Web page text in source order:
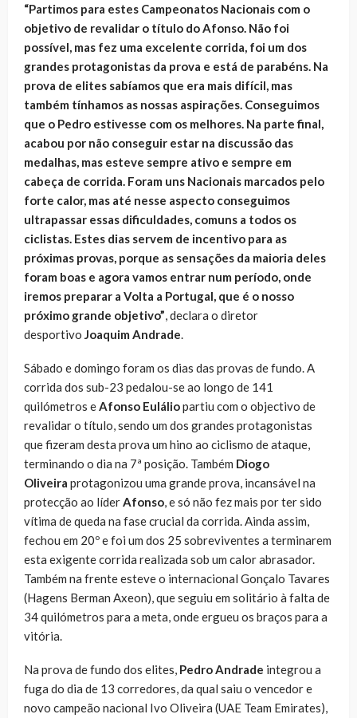
“Partimos para estes Campeonatos Nacionais com o
objetivo de revalidar o título do Afonso. Não foi
possível, mas fez uma excelente corrida, foi um dos
grandes protagonistas da prova e está de parabéns. Na
prova de elites sabíamos que era mais difícil, mas
também tínhamos as nossas aspirações. Conseguimos
que o Pedro estivesse com os melhores. Na parte final,
acabou por não conseguir estar na discussão das
medalhas, mas esteve sempre ativo e sempre em
cabeça de corrida. Foram uns Nacionais marcados pelo
forte calor, mas até nesse aspecto conseguimos
ultrapassar essas dificuldades, comuns a todos os
ciclistas. Estes dias servem de incentivo para as
próximas provas, porque as sensações da maioria deles
foram boas e agora vamos entrar num período, onde
iremos preparar a Volta a Portugal, que é o nosso
próximo grande objetivo”, declara o diretor
desportivo Joaquim Andrade.
Sábado e domingo foram os dias das provas de fundo. A
corrida dos sub-23 pedalou-se ao longo de 141
quilómetros eAfonso Euláliopartiu com o objectivo de
revalidar o título, sendo um dos grandes protagonistas
que fizeram desta prova um hino ao ciclismo de ataque,
terminando o dia na 7ª posição. Também Diogo
Oliveira protagonizou uma grande prova, incansável na
protecção ao líderAfonso, e só não fez mais por ter sido
vítima de queda na fase crucial da corrida. Ainda assim,
fechou em 20º e foi um dos 25 sobreviventes a terminarem
esta exigente corrida realizada sob um calor abrasador.
Também na frente esteve o internacional Gonçalo Tavares
(Hagens Berman Axeon), que seguiu em solitário à falta de
34 quilómetros para a meta, onde ergueu os braços para a
vitória.
Na prova de fundo dos elites, Pedro Andrade integrou a
fuga do dia de 13 corredores, da qual saiu o vencedor e
novo campeão nacional Ivo Oliveira (UAE Team Emirates),